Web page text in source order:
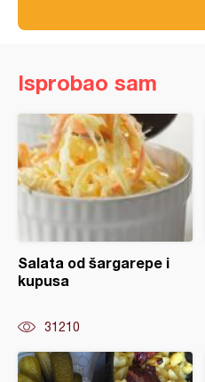
Isprobao sam
Salata od šargarepe i
kupusa
31210